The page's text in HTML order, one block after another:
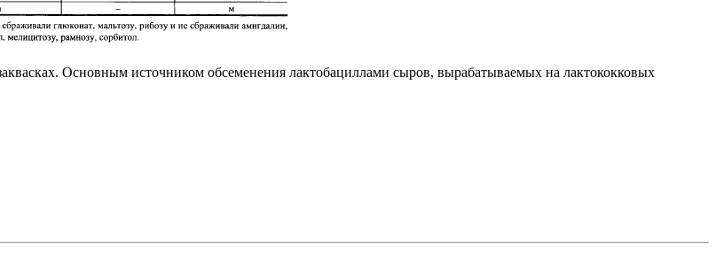
Основным источником обсеменения лактобациллами сыров, вырабатываемых на лактококковых